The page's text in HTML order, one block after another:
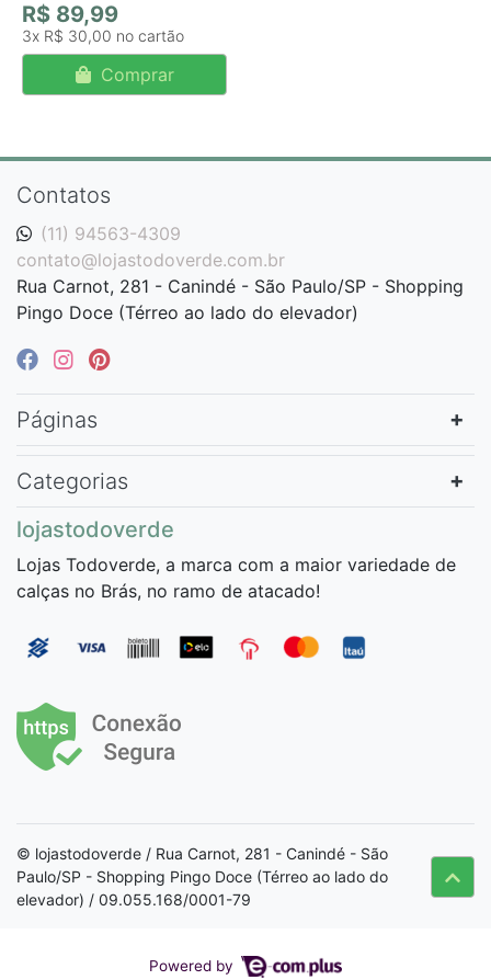
R$ 89,99
3x R$ 30,00
Comprar
Contatos
(11) 94563-4309
contato@lojastodoverde.com.br
Rua Carnot, 281 - Canindé - São Paulo/SP - Shopping
Pingo Doce (Térreo ao lado do elevador)
Páginas
Categorias
lojastodoverde
Lojas Todoverde, a marca com a maior variedade de
calças no Brás, no ramo de atacado!
© lojastodoverde / Rua Carnot, 281 - Canindé - São
Paulo/SP - Shopping Pingo Doce (Térreo ao lado do
elevador) / 09.055.168/0001-79
Powered by